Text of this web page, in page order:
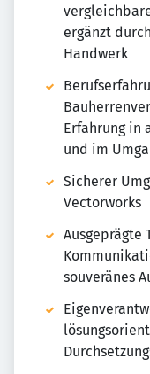
ergänzt
Handwerk
Erfahrung in
und im
Sicherer
Vectorworks
Ausgeprägte
souveränes